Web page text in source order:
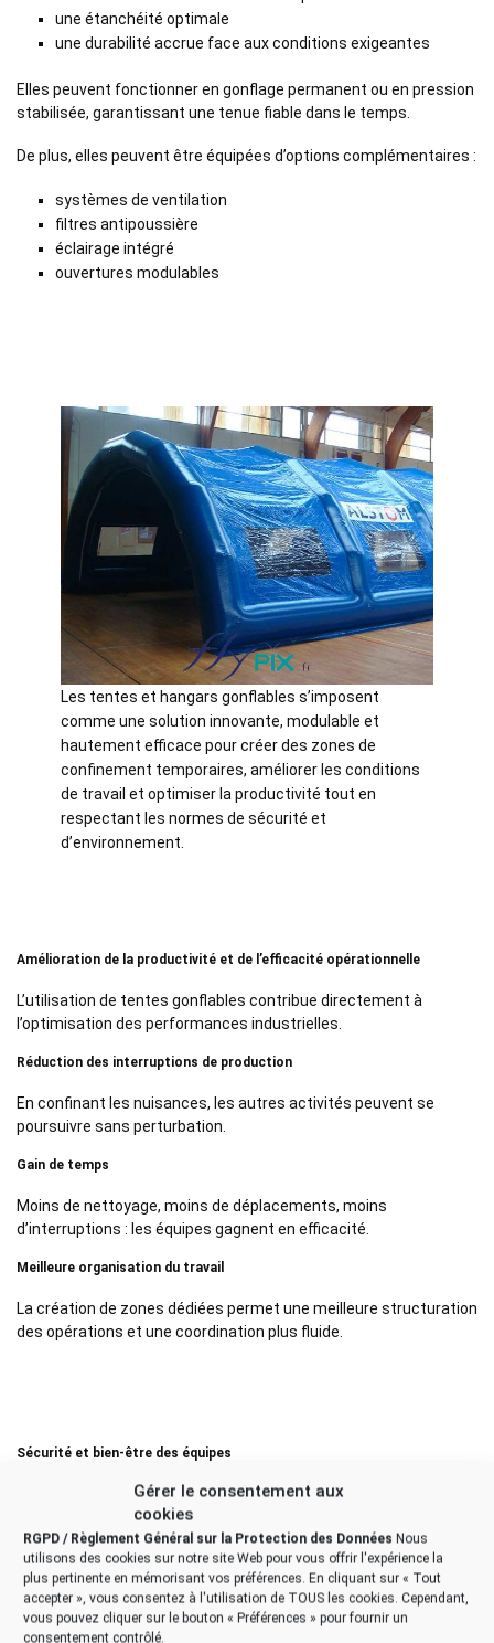
Gérer le consentement aux
cookies
RGPD / Règlement Général sur la Protection des Données Nous
utilisons des cookies sur notre site Web pour vous offrir l'expérience la
plus pertinente en mémorisant vos préférences. En cliquant sur « Tout
accepter », vous consentez à l'utilisation de TOUS les cookies. Cependant,
vous pouvez cliquer sur le bouton « Préférences » pour fournir un
consentement contrôlé.
une étanchéité optimale
une durabilité accrue face aux conditions exigeantes
Elles peuvent fonctionner en gonflage permanent ou en pression
stabilisée, garantissant une tenue fiable dans le temps.
De plus, elles peuvent être équipées d’options complémentaires :
systèmes de ventilation
filtres antipoussière
éclairage intégré
ouvertures modulables
Les tentes et hangars gonflables s’imposent
comme une solution innovante, modulable et
hautement efficace pour créer des zones de
confinement temporaires, améliorer les conditions
de travail et optimiser la productivité tout en
respectant les normes de sécurité et
d’environnement.
Amélioration de la productivité et de l’efficacité opérationnelle
L’utilisation de tentes gonflables contribue directement à
l’optimisation des performances industrielles.
Réduction des interruptions de production
En confinant les nuisances, les autres activités peuvent se
poursuivre sans perturbation.
Gain de temps
Moins de nettoyage, moins de déplacements, moins
d’interruptions : les équipes gagnent en efficacité.
Meilleure organisation du travail
La création de zones dédiées permet une meilleure structuration
des opérations et une coordination plus fluide.
Sécurité et bien-être des équipes
Les tentes gonflables jouent un rôle essentiel dans la prévention
des risques professionnels.
Elles permettent :
de réduire l’exposition aux poussières nocives
de limiter les nuisances sonores